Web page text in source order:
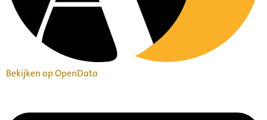
Bekijken op OpenData